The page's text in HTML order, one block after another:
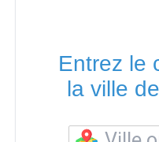
Entrez le
la ville